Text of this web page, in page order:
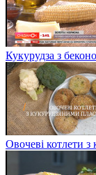
Кукурудза з
Овочеві котлети з